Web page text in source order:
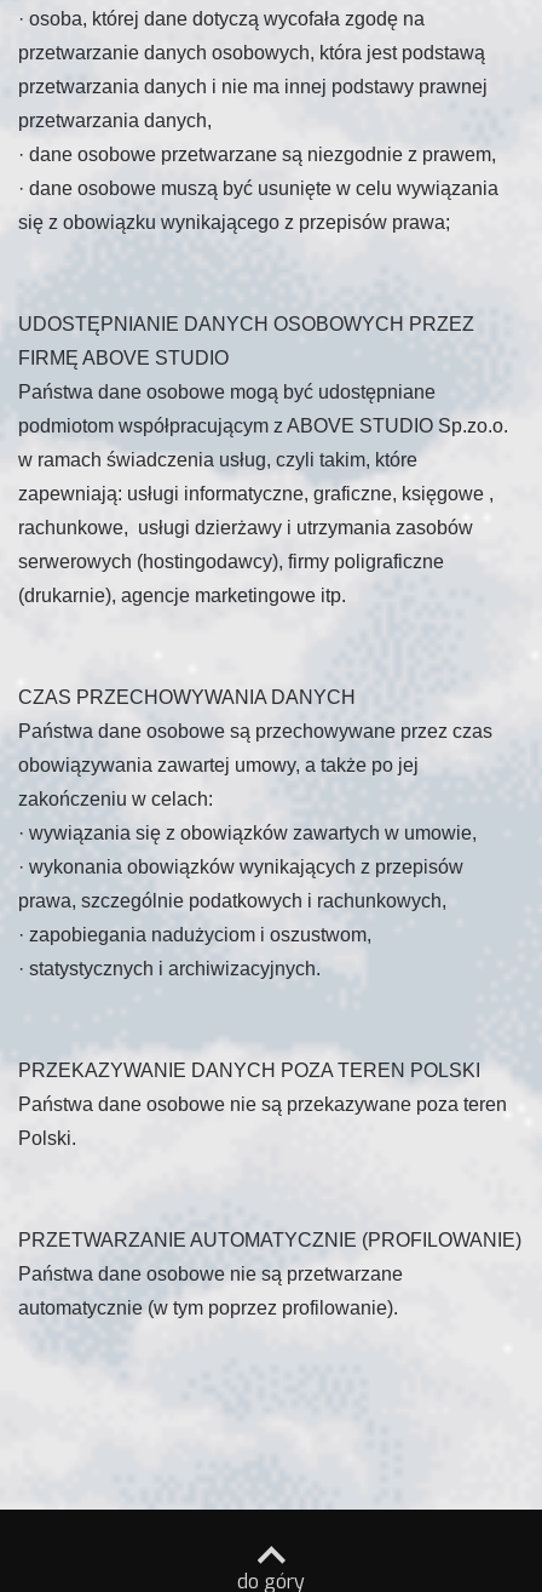
· osoba, której dane dotyczą wycofała zgodę na
przetwarzanie danych osobowych, która jest podstawą
przetwarzania danych i nie ma innej podstawy prawnej
przetwarzania danych,
· dane osobowe przetwarzane są niezgodnie z prawem,
· dane osobowe muszą być usunięte w celu wywiązania
się z obowiązku wynikającego z przepisów prawa;
UDOSTĘPNIANIE DANYCH OSOBOWYCH PRZEZ
FIRMĘ ABOVE STUDIO
Państwa dane osobowe mogą być udostępniane
podmiotom współpracującym z ABOVE STUDIO Sp.zo.o.
w ramach świadczenia usług, czyli takim, które
zapewniają: usługi informatyczne, graficzne, księgowe ,
rachunkowe, usługi dzierżawy i utrzymania zasobów
serwerowych (hostingodawcy), firmy poligraficzne
(drukarnie), agencje marketingowe itp.
CZAS PRZECHOWYWANIA DANYCH
Państwa dane osobowe są przechowywane przez czas
obowiązywania zawartej umowy, a także po jej
zakończeniu w celach:
· wywiązania się z obowiązków zawartych w umowie,
· wykonania obowiązków wynikających z przepisów
prawa, szczególnie podatkowych i rachunkowych,
· zapobiegania nadużyciom i oszustwom,
· statystycznych i archiwizacyjnych.
PRZEKAZYWANIE DANYCH POZA TEREN POLSKI
Państwa dane osobowe nie są przekazywane poza teren
Polski.
PRZETWARZANIE AUTOMATYCZNIE (PROFILOWANIE)
Państwa dane osobowe nie są przetwarzane
automatycznie (w tym poprzez profilowanie).
do góry